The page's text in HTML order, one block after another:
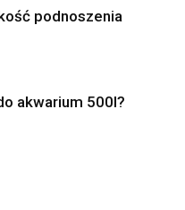
podnoszenia
akwarium 500l?